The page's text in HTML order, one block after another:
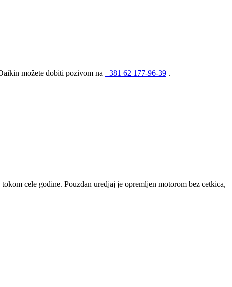
možete dobiti pozivom na +381 62 177-96-39 .
cele godine. Pouzdan uredjaj je opremljen motorom bez cetkica,